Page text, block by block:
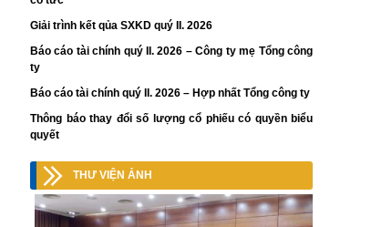
Giải trình kết qủa SXKD quý II. 2026
Báo cáo tài chính quý II. 2026 – Công ty mẹ Tổng công
ty
Báo cáo tài chính quý II. 2026 – Hợp nhất Tổng công ty
Thông báo thay đổi số lượng cổ phiếu có quyền biểu
quyết
THƯ VIỆN ẢNH